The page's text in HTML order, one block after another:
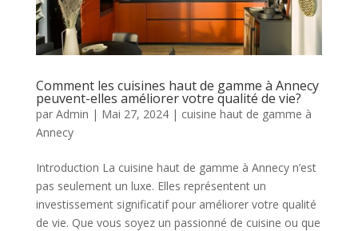
Comment les cuisines haut de gamme à Annecy
peuvent-elles améliorer votre qualité de vie?
par Admin | Mai 27, 2024| cuisine haut de gamme à
Annecy
Introduction La cuisine haut de gamme à Annecy n’est
pas seulement un luxe. Elles représentent un
investissement significatif pour améliorer votre qualité
de vie. Que vous soyez un passionné de cuisine ou que